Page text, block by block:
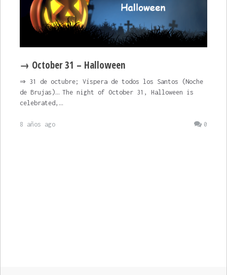
→ October 31 – Halloween
⇒ 31 de octubre; Víspera de todos los Santos (Noche
de Brujas)… The night of October 31, Halloween is
celebrated,…
0
8 años ago